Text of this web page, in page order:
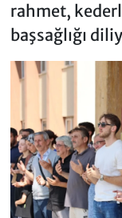
rahmet,
başsağlığı